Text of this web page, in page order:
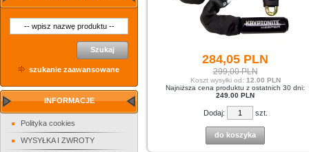
Szukaj
szukanie zaawansowane
INFORMACJE
Polityka cookies
WYSYŁKA I ZWROTY
284,05 PLN
299,00 PLN
Koszt wysyłki od: 12.00 PLN
Najniższa cena produktu z ostatnich 30 dni:
249.00 PLN
Dodaj: szt.
do koszyka